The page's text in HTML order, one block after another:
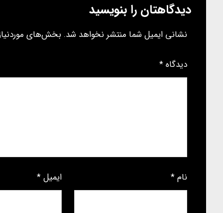
دیدگاهتان را بنویسید
نشانی ایمیل شما منتشر نخواهد شد. بخش‌های
دیدگاه*
نام* ایمیل*